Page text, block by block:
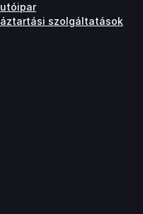
szolgáltatások